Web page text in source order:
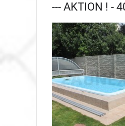
--- AKTION ! -